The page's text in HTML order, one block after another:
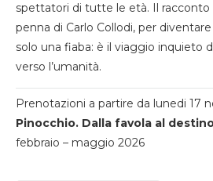
spettatori di tutte le età. Il racconto
penna di Carlo Collodi, per
solo una fiaba: è il viaggio inquieto
verso l’umanità.
Prenotazioni a partire da lunedi 17
Pinocchio. Dalla favola al
febbraio – maggio 2026